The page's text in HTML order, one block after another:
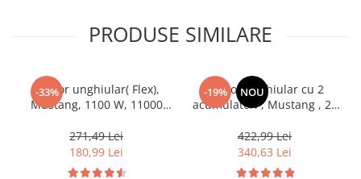
PRODUSE SIMILARE
-33%
Polizor unghiular( Flex),
Mustang, 1100 W, 11000
lunga
271,49 Lei
180,99 Lei
-19% NOU
Polizor unghiular cu 2
acumulatori , Mustang , 24
mm , 9000 Rpm
422,99 Lei
340,63 Lei